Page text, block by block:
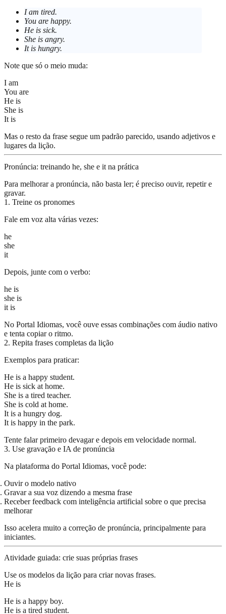
I am tired.
You are happy.
He is sick.
She is angry.
It is hungry.
Note que só o meio muda:
I am
You are
He is
She is
Itis
Mas o resto da frase segue um padrão parecido, usando adjetivos e
lugares da lição.
Pronúncia: treinando he, she e it na prática
Para melhorar a pronúncia, não basta ler; é preciso ouvir, repetir e
gravar.
1. Treine os pronomes
Fale em voz alta várias vezes:
he
she
it
Depois, junte com o verbo:
he is
she is
it is
No Portal Idiomas, você ouve essas combinações com áudio nativo
e tenta copiar o ritmo.
2. Repita frases completas da lição
Exemplos para praticar:
He is a happy student.
He is sick at home.
She is a tired teacher.
She is cold at home.
It is a hungry dog.
It is happy in the park.
Tente falar primeiro devagar e depois em velocidade normal.
3. Use gravação e IA de pronúncia
Na plataforma do Portal Idiomas, você pode:
Ouvir o modelo nativo
Gravar a sua voz dizendo a mesma frase
Receber feedback com inteligência artificial sobre o que precisa
melhorar
Isso acelera muito a correção de pronúncia, principalmente para
iniciantes.
Atividade guiada: crie suas próprias frases
Use os modelos da lição para criar novas frases.
He is
He is a happy boy.
He is a tired student.